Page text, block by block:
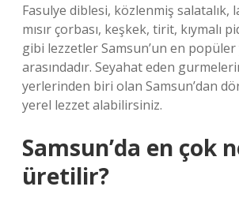
Fasulye diblesi, közlenmiş salatalık,
mısır çorbası, keşkek, tirit, kıymalı
gibi lezzetler Samsun’un en
arasındadır. Seyahat eden
yerlerinden biri olan Samsun’dan
yerel lezzet alabilirsiniz.
Samsun’da en çok
üretilir?